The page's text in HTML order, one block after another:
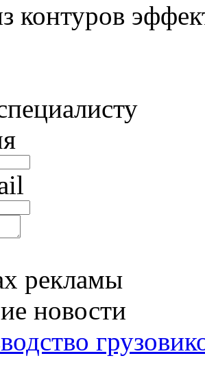
контуров
рекламы
новости